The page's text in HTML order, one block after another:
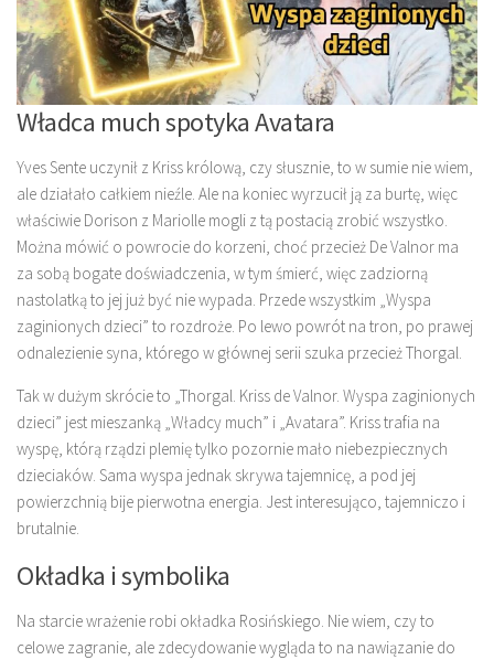
Władca much spotyka Avatara
Yves Sente uczynił z Kriss królową, czy słusznie, to w sumie nie wiem,
ale działało całkiem nieźle. Ale na koniec wyrzucił ją za burtę, więc
właściwie Dorison z Mariolle mogli z tą postacią zrobić wszystko.
Można mówić o powrocie do korzeni, choć przecież De Valnor ma
za sobą bogate doświadczenia, w tym śmierć, więc zadziorną
nastolatką to jej już być nie wypada. Przede wszystkim „Wyspa
zaginionych dzieci” to rozdroże. Po lewo powrót na tron, po prawej
odnalezienie syna, którego w głównej serii szuka przecież Thorgal.
Tak w dużym skrócie to „Thorgal. Kriss de Valnor. Wyspa zaginionych
dzieci” jest mieszanką „Władcy much” i „Avatara”. Kriss trafia na
wyspę, którą rządzi plemię tylko pozornie mało niebezpiecznych
dzieciaków. Sama wyspa jednak skrywa tajemnicę, a pod jej
powierzchnią bije pierwotna energia. Jest interesująco, tajemniczo i
brutalnie.
Okładka i symbolika
Na starcie wrażenie robi okładka Rosińskiego. Nie wiem, czy to
celowe zagranie, ale zdecydowanie wygląda to na nawiązanie do